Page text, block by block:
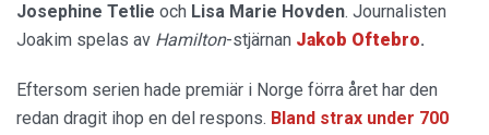
Josephine Tetlie och Lisa Marie Hovden. Journalisten
Joakim spelas av Hamilton-stjärnan Jakob Oftebro.
Eftersom serien hade premiär i Norge förra året har den
redan dragit ihop en del respons. Bland strax under 700